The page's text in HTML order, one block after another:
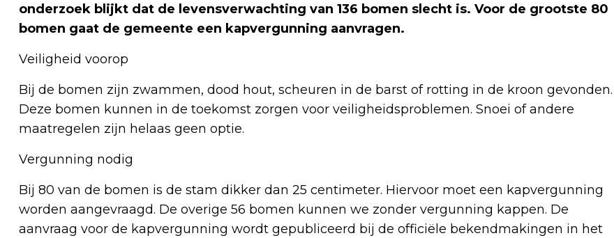
onderzoek blijkt dat de levensverwachting van 136 bomen slecht is. Voor de grootste 80
bomen gaat de gemeente een kapvergunning aanvragen.
Veiligheid voorop
Bij de bomen zijn zwammen, dood hout, scheuren in de barst of rotting in de kroon gevonden.
Deze bomen kunnen in de toekomst zorgen voor veiligheidsproblemen. Snoei of andere
maatregelen zijn helaas geen optie.
Vergunning nodig
Bij 80 van de bomen is de stam dikker dan 25 centimeter. Hiervoor moet een kapvergunning
worden aangevraagd. De overige 56 bomen kunnen we zonder vergunning kappen. De
aanvraag voor de kapvergunning wordt gepubliceerd bij de officiële bekendmakingen in het